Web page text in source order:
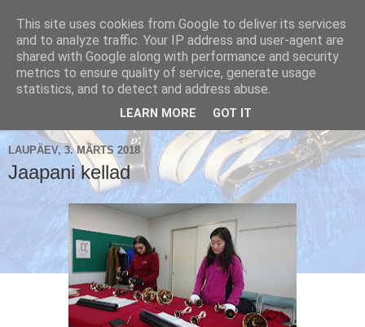
Käsikellade ansambel / Handbell Ensemble
LAUPÄEV, 3. MÄRTS 2018
Jaapani kellad
This site uses cookies from Google to deliver its services
and to analyze traffic. Your IP address and user-agent are
shared with Google along with performance and security
metrics to ensure quality of service, generate usage
statistics, and to detect and address abuse.
LEARN MORE GOT IT